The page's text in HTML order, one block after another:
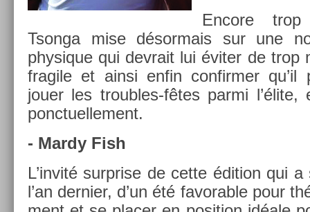
En­core
Tson­ga mise désor­mais sur une
physique qui de­vrait lui éviter de trop
fragile et ainsi enfin con­firm­er qu’il
jouer les troubles-fêtes parmi l’élite,
ponctuel­le­ment.
- Mardy Fish
L’invité sur­pr­ise de cette édi­tion qui
l’an de­rni­er, d’un été favor­able pour